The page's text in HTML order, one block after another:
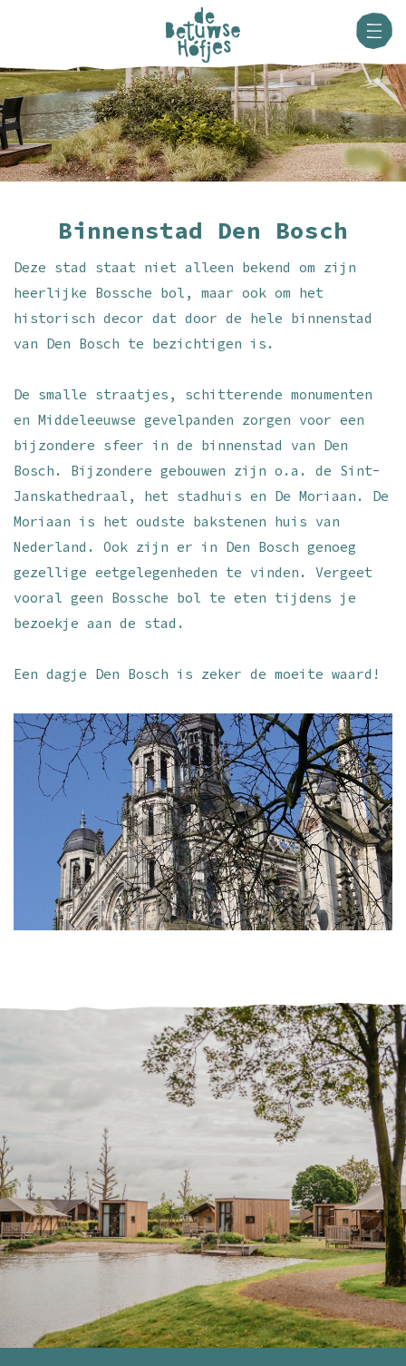
Binnenstad Den Bosch
Deze stad staat niet alleen bekend om zijn
heerlijke Bossche bol, maar ook om het
historisch decor dat door de hele binnenstad
van Den Bosch te bezichtigen is.
De smalle straatjes, schitterende monumenten
en Middeleeuwse gevelpanden zorgen voor een
bijzondere sfeer in de binnenstad van Den
Bosch. Bijzondere gebouwen zijn o.a. de Sint-
Janskathedraal, het stadhuis en De Moriaan. De
Moriaan is het oudste bakstenen huis van
Nederland. Ook zijn er in Den Bosch genoeg
gezellige eetgelegenheden te vinden. Vergeet
vooral geen Bossche bol te eten tijdens je
bezoekje aan de stad.
Een dagje Den Bosch is zeker de moeite waard!